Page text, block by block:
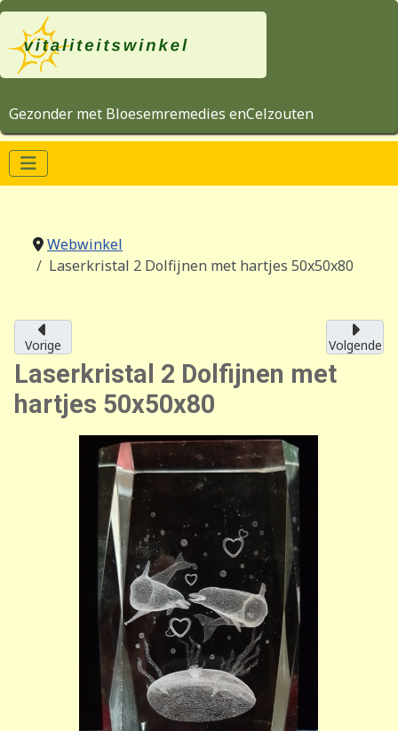
Gezonder met Bloesemremedies enCelzouten
Webwinkel
Laserkristal 2 Dolfijnen met hartjes 50x50x80
Vorige Volgende
Laserkristal 2 Dolfijnen met
hartjes 50x50x80